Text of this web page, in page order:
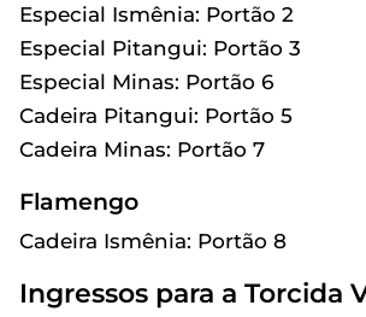
Especial Ismênia: Portão 2
Especial Pitangui: Portão 3
Especial Minas: Portão 6
Cadeira Pitangui: Portão 5
Cadeira Minas: Portão 7
Flamengo
Cadeira Ismênia: Portão 8
Ingressos para a Torcida